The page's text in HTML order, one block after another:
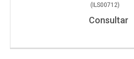
( ILS00712)
Consultar